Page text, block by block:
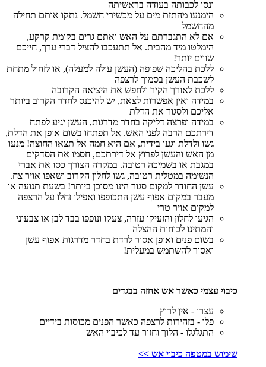
ונסו לכבותה בעודה בראשיתה
הימנעו מהתזת מים על מכשירי חשמל. נתקו אותם תחילה
מהחשמל
אם לא התגברתם על האש ואתם גרים בקומת קרקע,
הימלטו מיד מהבית. אל תתעכבו להציל דברי ערך, חייכם
שווים יותר!
ללכת בהליכה שפופה (העשן עולה למעלה), או לזחול מתחת
לשכבת העשן בסמוך לרצפה
ללכת לאורך הקיר ולחפש את היציאה הקרובה
במידה ואין אפשרות לצאת, יש להיכנס לחדר הקרוב ביותר
אליכם ולסגור את הדלת
במידה ופרצה דליקה בחדר מדרגות, העשן יגיע לפתח
דירתכם הרבה לפני האש. אל תפתחו בשום אופן את הדלת,
גשו ולדלת וגעו בידית, אם היא חמה אל תצאו החוצה! מנעו
מן האש והעשן לפרוץ אל דירתכם, חסמו את הסדקים
במגבת או בשמיכה רטובה. במקרה הצורך כסו את אברי
הנשימה במטלית רטובה, גשו לחלון הקרוב ושאפו אויר צח.
עשן החודר למקום סגור הינו מסוכן ביותר! בשעת תנועה או
מעבר במקום אפוף עשן התכופפו ואפילו זחלו על הרצפה
למקום אויר טרי
הגיעו לחלון והזעיקו עזרה, צעקו ונופפו בבד לבן או צבעוני
והמתינו לכוחות ההצלה
בשום פנים ואופן אסור לרדת בחדר מדרגות אפוף עשן
ואסור להשתמש במעלית!
כיבוי עצמי כאשר אש אחזה בבגדים
עצרו - אין לרוץ
פלו - בזהירות לרצפה כאשר הפנים מכוסות בידיים
התגלגלו - הלוך וחזור עד לכיבוי האש
שימוש במטפה כיבוי אש >>